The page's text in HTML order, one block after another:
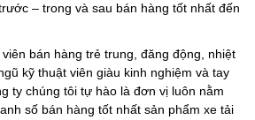
– trong và sau bán hàng tốt nhất đến
bán hàng trẻ trung, đăng động, nhiệt
kỹ thuật viên giàu kinh nghiệm và tay
ty chúng tôi tự hào là đơn vị luôn nằm
số bán hàng tốt nhất sản phẩm xe tải